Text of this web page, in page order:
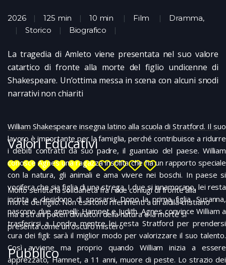
2026 125 min 10 min Film Dramma,
Storico
Biografico
La tragedia di Amleto viene presentata nel suo valore
catartico di fronte alla morte del figlio undicenne di
Shakespeare. Un’ottima messa in scena con alcuni snodi
narrativi non chiariti
William Shakespeare insegna latino alla scuola di Stratford. Il suo
lavoro è importante per la famiglia, perché contribuisce a ridurre
i debiti contratti da suo padre, il guantaio del paese. William
conosce Agnes una ragazza insolita che ha un rapporto speciale
con la natura, gli animali e ama vivere nei boschi. In paese si
vocifera che sia figlia di una strega. I due si innamorano, lei resta
incinta e decidono di sposarsi. Dopo la prima figlia, Susanna,
nascono due gemelli: Hamnet e Judith. Agnes convince William a
trasferirsi a Londra mentre lei resta Stratford per prendersi
cura dei figli: sarà il miglior modo per valorizzare il suo talento.
Così avviene ma proprio quando William inizia a essere
apprezzato, Hamnet, a 11 anni, muore di peste. Lo strazio dei
Valori Educativi
Molto sentita la solidarietà fra i due coniugi di fronte alla
morte del figlio. Non esistono riferimenti a un aldilà cristiano
ma a strani poteri divinatori della natura e la morte si
presenta come un oscuro mistero
Pubblico